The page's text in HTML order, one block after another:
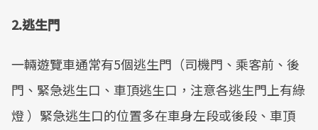
2.逃生門
一輛遊覽車通常有5個逃生門（司機門、乘客前、後
門、緊急逃生口、車頂逃生口，注意各逃生門上有綠
燈 ）緊急逃生口的位置多在車身左段或後段、車頂